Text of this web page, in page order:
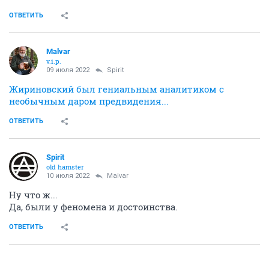
ОТВЕТИТЬ
Malvar
v.i.p.
09 июля 2022 Spirit
Жириновский был гениальным аналитиком с
необычным даром предвидения...
ОТВЕТИТЬ
Spirit
old hamster
10 июля 2022 Malvar
Ну что ж...
Да, были у феномена и достоинства.
ОТВЕТИТЬ